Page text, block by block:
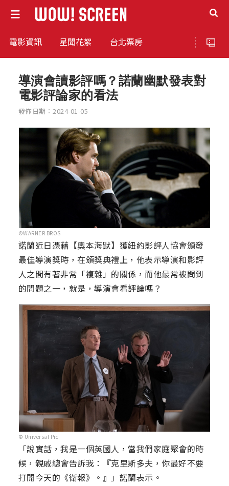
電影資訊 星聞花絮 台北票房
導演會讀影評嗎？諾蘭幽默發表對
電影評論家的看法
發佈日期：2024-01-05
©WARNER BROS
諾蘭近日憑藉【奧本海默】獲紐約影評人協會頒發
最佳導演獎時，在頒獎典禮上，他表示導演和影評
人之間有著非常「複雜」的關係，而他最常被問到
的問題之一，就是，導演會看評論嗎？
© Universal Pic
「說實話，我是一個英國人，當我們家庭聚會的時
候，親戚總會告訴我：『克里斯多夫，你最好不要
打開今天的《衛報》。』」諾蘭表示。